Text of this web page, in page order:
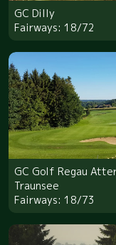
GC Dilly
Fairways: 18/72
GC Golf Regau
Traunsee
Fairways: 18/73